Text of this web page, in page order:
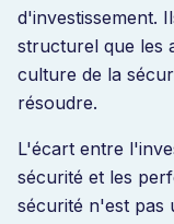
d'investissement.
structurel que les
culture de la
résoudre.
L'écart entre
sécurité et les
sécurité n'est pas